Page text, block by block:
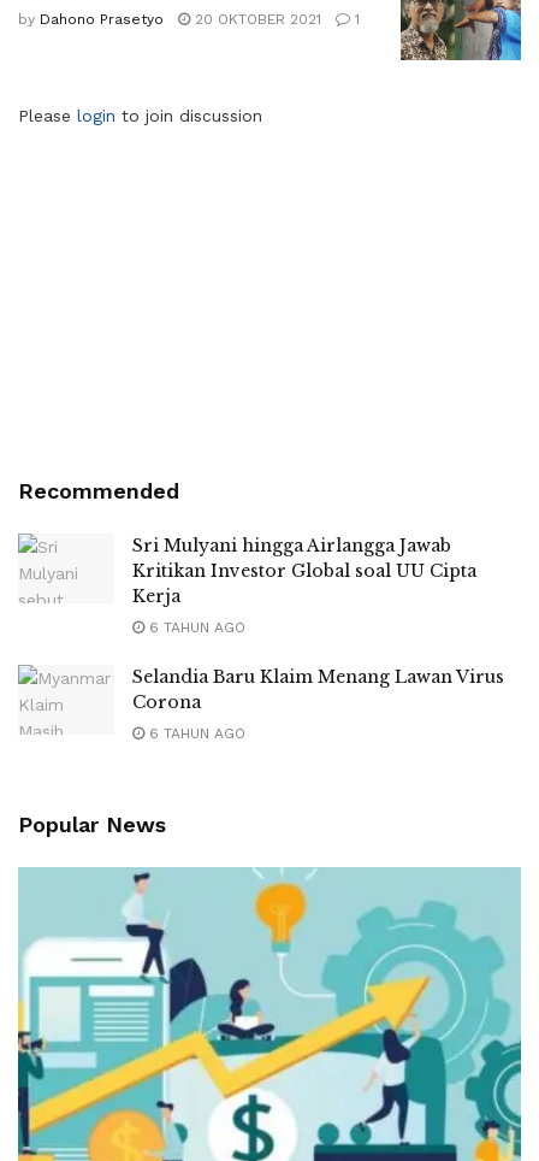
by Dahono Prasetyo 20 OKTOBER 2021 1
Please login to join discussion
Recommended
Sri Mulyani hingga Airlangga Jawab
Kritikan Investor Global soal UU Cipta
Kerja
6 TAHUN AGO
Selandia Baru Klaim Menang Lawan Virus
Corona
6 TAHUN AGO
Popular News